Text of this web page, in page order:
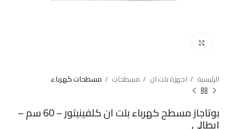
الرئيسية اجهزة بلت ان مسطحات مسطحات كهرباء
بوتاجاز مسطح كهرباء بلت ان كلفينيتور – 60 سم –
إيطالي